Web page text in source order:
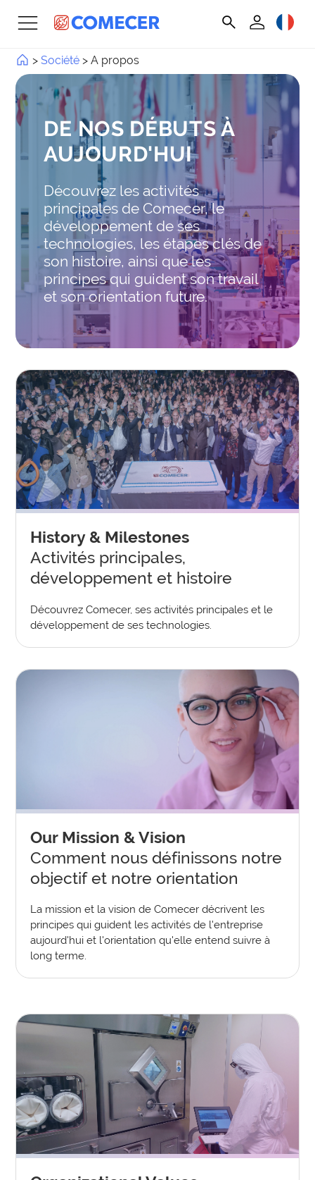
>Société >A propos
DE NOS DÉBUTS À
AUJOURD'HUI
Découvrez les activités
principales de Comecer, le
développement de ses
technologies, les étapes clés de
son histoire, ainsi que les
principes qui guident son travail
et son orientation future.
History & Milestones
Activités principales,
développement et histoire
Découvrez Comecer, ses activités principales et le
développement de ses technologies.
Our Mission & Vision
Comment nous définissons notre
objectif et notre orientation
La mission et la vision de Comecer décrivent les
principes qui guident les activités de l'entreprise
aujourd'hui et l'orientation qu'elle entend suivre à
long terme.